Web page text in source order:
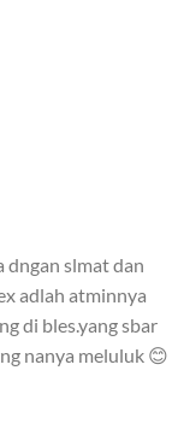
dngan slmat dan
adlah atminnya
di bles.yang sbar
nanya meluluk 😊